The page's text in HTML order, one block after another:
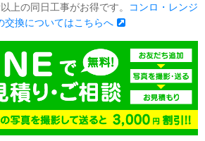
上の同日工事がお得です。
コンロ・レンジ
交換についてはこちらへ